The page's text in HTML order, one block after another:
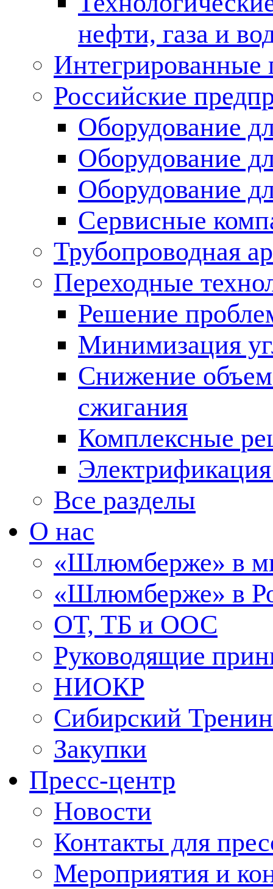
нефти, газа и
Российские
Оборудование
Оборудование
Оборудование
Сервисные
Трубопроводная
Переходные
Решение
Минимизация
Снижение
сжигания
Комплексные
Все разделы
О нас
«Шлюмберже» в
«Шлюмберже» в
ОТ, ТБ и ООС
Руководящие
НИОКР
Сибирский
Закупки
Пресс-центр
Новости
Контакты для
Мероприятия и